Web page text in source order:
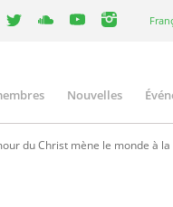
your
Nouvelles
du Christ mène le monde à